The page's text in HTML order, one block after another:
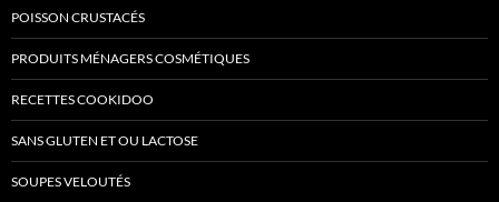
POISSON CRUSTACÉS
PRODUITS MÉNAGERS COSMÉTIQUES
RECETTES COOKIDOO
SANS GLUTEN ET OU LACTOSE
SOUPES VELOUTÉS